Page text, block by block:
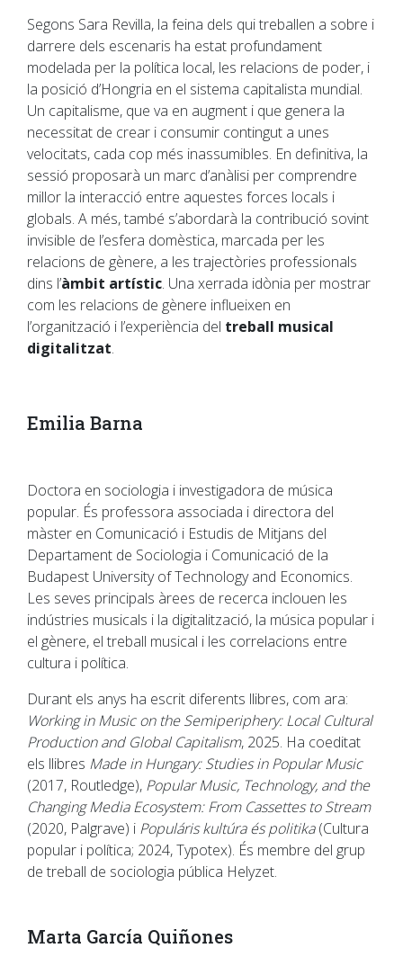
Segons Sara Revilla, la feina dels qui treballen a sobre i
darrere dels escenaris ha estat profundament
modelada per la política local, les relacions de poder, i
la posició d’Hongria en el sistema capitalista mundial.
Un capitalisme, que va en augment i que genera la
necessitat de crear i consumir contingut a unes
velocitats, cada cop més inassumibles. En definitiva, la
sessió proposarà un marc d’anàlisi per comprendre
millor la interacció entre aquestes forces locals i
globals. A més, també s’abordarà la contribució sovint
invisible de l’esfera domèstica, marcada per les
relacions de gènere, a les trajectòries professionals
dins l’àmbit artístic. Una xerrada idònia per mostrar
com les relacions de gènere influeixen en
l’organització i l’experiència del treball musical
digitalitzat.
Emilia Barna
Doctora en sociologia i investigadora de música
popular. És professora associada i directora del
màster en Comunicació i Estudis de Mitjans del
Departament de Sociologia i Comunicació de la
Budapest University of Technology and Economics.
Les seves principals àrees de recerca inclouen les
indústries musicals i la digitalització, la música popular i
el gènere, el treball musical i les correlacions entre
cultura i política.
Durant els anys ha escrit diferents llibres, com ara:
Working in Music on the Semiperiphery: Local Cultural
Production and Global Capitalism, 2025. Ha coeditat
els llibres Made in Hungary: Studies in Popular Music
(2017, Routledge), Popular Music, Technology, and the
Changing Media Ecosystem: From Cassettes to Stream
(2020, Palgrave) i Populáris kultúra és politika(Cultura
popular i política; 2024, Typotex). És membre del grup
de treball de sociologia pública Helyzet.
Marta García Quiñones